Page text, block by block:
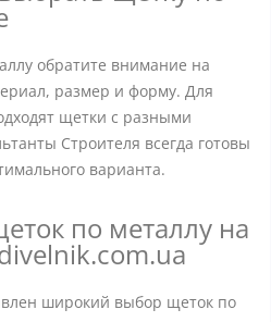
обратите внимание на
размер и форму. Для
щетки с разными
Строителя всегда готовы
варианта.
по металлу на
широкий выбор щеток по